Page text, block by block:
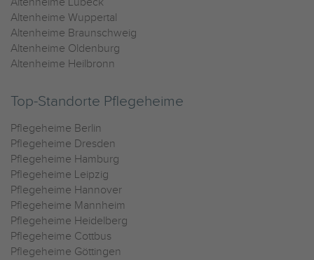
Altenheime Wuppertal
Altenheime Braunschweig
Altenheime Oldenburg
Altenheime Heilbronn
Top-Standorte Pflegeheime
Pflegeheime Berlin
Pflegeheime Dresden
Pflegeheime Hamburg
Pflegeheime Leipzig
Pflegeheime Hannover
Pflegeheime Mannheim
Pflegeheime Heidelberg
Pflegeheime Cottbus
Pflegeheime Göttingen